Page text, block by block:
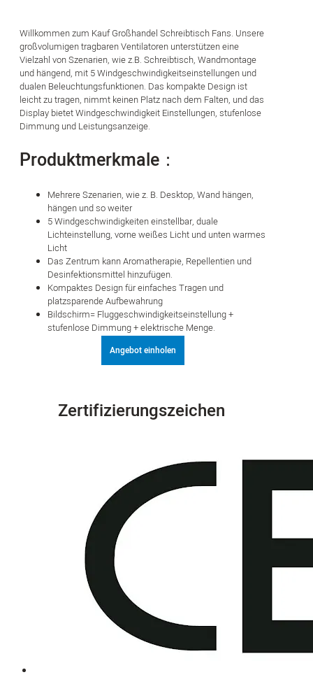
Willkommen zum Kauf Großhandel Schreibtisch Fans. Unsere
großvolumigen tragbaren Ventilatoren unterstützen eine
Vielzahl von Szenarien, wie z.B. Schreibtisch, Wandmontage
und hängend, mit 5 Windgeschwindigkeitseinstellungen und
dualen Beleuchtungsfunktionen. Das kompakte Design ist
leicht zu tragen, nimmt keinen Platz nach dem Falten, und das
Display bietet Windgeschwindigkeit Einstellungen, stufenlose
Dimmung und Leistungsanzeige.
Produktmerkmale：
Mehrere Szenarien, wie z. B. Desktop, Wand hängen,
hängen und so weiter
5 Windgeschwindigkeiten einstellbar, duale
Lichteinstellung, vorne weißes Licht und unten warmes
Licht
Das Zentrum kann Aromatherapie, Repellentien und
Desinfektionsmittel hinzufügen.
Kompaktes Design für einfaches Tragen und
platzsparende Aufbewahrung
Bildschirm= Fluggeschwindigkeitseinstellung +
stufenlose Dimmung + elektrische Menge.
Angebot einholen
Zertifizierungszeichen